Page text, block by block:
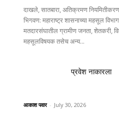
दाखले, सातबारा, अतिक्रमण
भिगवण: महाराष्ट्र शासनाच्या महसूल
मतदारसंघातील ग्रामीण जनता, शेतकरी,
महसूलविषयक तसेच अन्य...
प्रवेश नाकारला
आकाश पवार - July 30, 2026